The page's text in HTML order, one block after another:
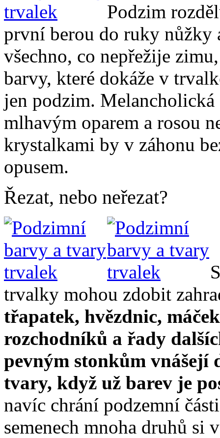
Podzim
první berou do ruky nůžky
všechno, co nepřežije
barvy, které dokáže v
jen podzim. Melancholická
mlhavým oparem a rosou
krystalkami by v záhonu
opusem.
Řezat, nebo neřezat?
trvalky mohou zdobit
třapatek, hvězdnic,
rozchodníků a řady
pevným stonkům vnášejí
tvary, když už barev je
navíc chrání podzemní
semenech mnoha druhů si